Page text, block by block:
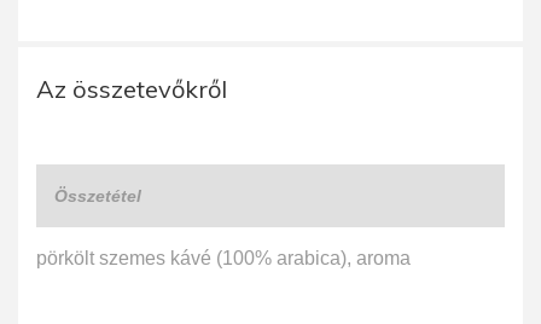
Az összetevőkről
Összetétel
pörkölt szemes kávé (100% arabica), aroma